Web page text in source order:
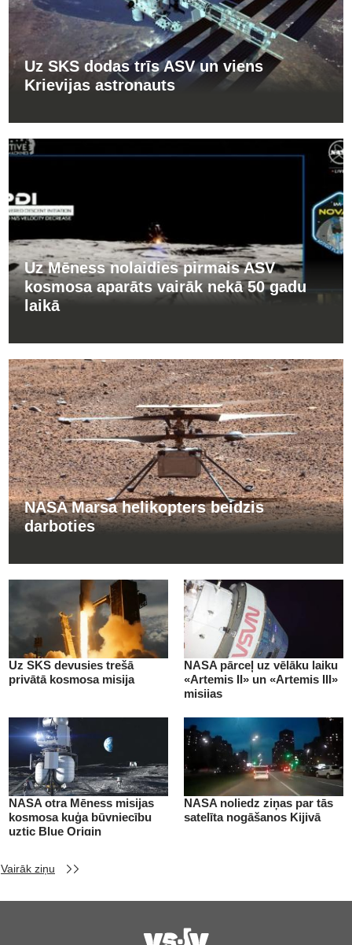
Uz SKS dodas trīs ASV un viens
Krievijas astronauts
Uz Mēness nolaidies pirmais ASV
kosmosa aparāts vairāk nekā 50 gadu
laikā
NASA Marsa helikopters beidzis
darboties
Uz SKS devusies trešā
privātā kosmosa misija
NASA pārceļ uz vēlāku laiku
«Artemis II» un «Artemis III»
misijas
NASA otra Mēness misijas
kosmosa kuģa būvniecību
uztic Blue Origin
NASA noliedz ziņas par tās
satelīta nogāšanos Kijivā
Vairāk ziņu